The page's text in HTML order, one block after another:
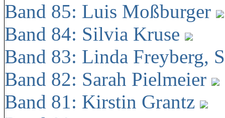
Band 85: Luis Moßburger
Band 84: Silvia Kruse
Band 83: Linda Freyberg,
Band 82: Sarah Pielmeier
Band 81: Kirstin Grantz